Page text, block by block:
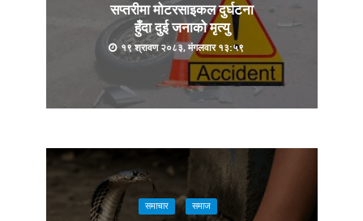
सप्तरीमा मोटरसाइकल दुर्घटना
हुँदा दुई जनाको मृत्यु
१९ श्रावण २०८३, मंगलवार १३:५९
समाचार समाज